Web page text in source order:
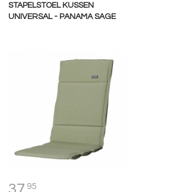
STAPELSTOEL KUSSEN
UNIVERSAL - PANAMA SAGE
37,95